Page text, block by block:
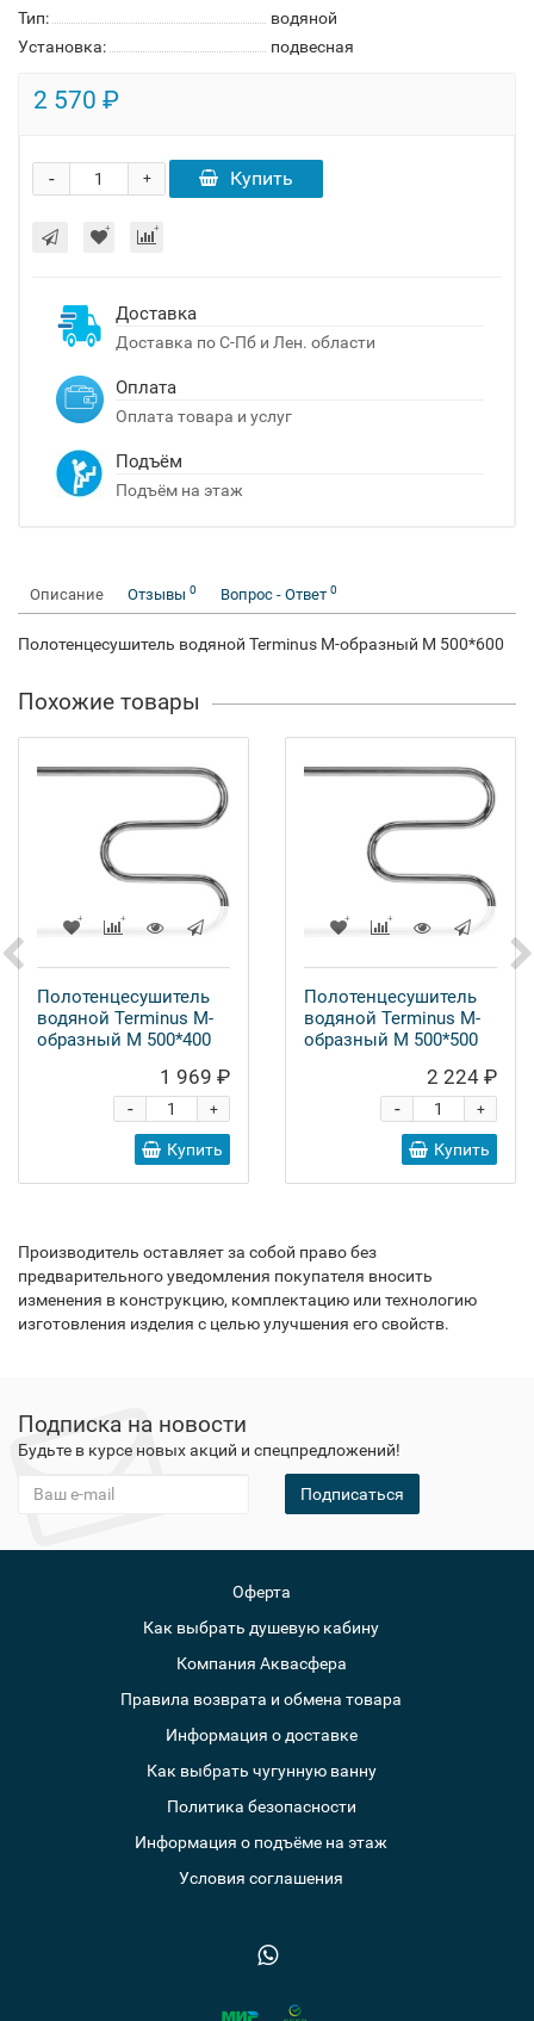
Тип:
водяной
Установка:
подвесная
2 570 ₽
+
- Купить
Доставка
Доставка по С-Пб и Лен. области
Оплата
Оплата товара и услуг
Подъём
Подъём на этаж
Описание Отзывы 0 Вопрос - Ответ 0
Полотенцесушитель водяной Terminus M-образный М 500*600
Похожие товары
Полотенцесушитель
водяной Terminus M-
образный М 500*400
1 969 ₽
+
-
Купить
Полотенцесушитель
водяной Terminus M-
образный М 500*500
2 224 ₽
+
-
Купить
Производитель оставляет за собой право без
предварительного уведомления покупателя вносить
изменения в конструкцию, комплектацию или технологию
изготовления изделия с целью улучшения его свойств.
Подписка на новости
Будьте в курсе новых акций и спецпредложений!
Подписаться
Оферта
Как выбрать душевую кабину
Компания Аквасфера
Правила возврата и обмена товара
Информация о доставке
Как выбрать чугунную ванну
Политика безопасности
Информация о подъёме на этаж
Условия соглашения